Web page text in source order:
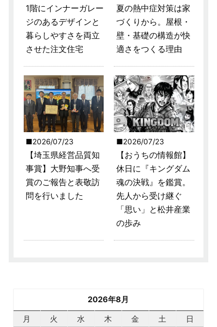
1階にインナーガレー
ジのあるデザインと
暮らしやすさを両立
させた注文住宅
夏の熱中症対策は家
づくりから。屋根・
壁・基礎の構造が快
適さをつくる理由
2026/07/23
【埼玉県経営品質知
事賞】大野知事へ受
賞のご報告と表敬訪
問を行いました
2026/07/23
【おうちの情報館】
休日に『キングダム
魂の決戦』を鑑賞。
先人から受け継ぐ
「思い」と松井産業
の歩み
2026年8月
月
火 水 木 金 土
日